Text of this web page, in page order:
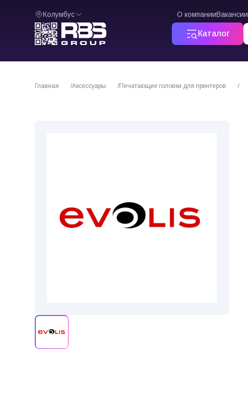
Колумбус О компанииВакансии
Каталог
Главная Аксессуары Печатающие головки для принтеров